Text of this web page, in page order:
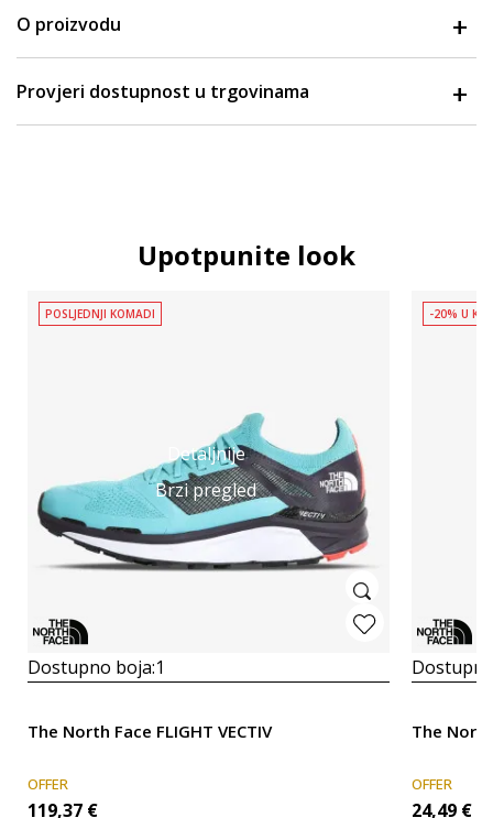
O proizvodu
Provjeri dostupnost u trgovinama
Upotpunite look
Detaljnije
Brzi pregled
POSLJEDNJI KOMADI
Dostupno boja:1
The North Face FLIGHT VECTIV
OFFER
119,37 €
-20% U
The
OFFER
24,49 €